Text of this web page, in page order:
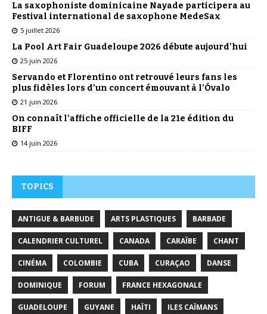
La saxophoniste dominicaine Nayade participera au
Festival international de saxophone MedeSax
5 juillet 2026
La Pool Art Fair Guadeloupe 2026 débute aujourd’hui
25 juin 2026
Servando et Florentino ont retrouvé leurs fans les
plus fidèles lors d’un concert émouvant à l’Óvalo
21 juin 2026
On connaît l’affiche officielle de la 21e édition du
BIFF
14 juin 2026
TOPICS
ANTIGUE & BARBUDE ARTS PLASTIQUES BARBADE
CALENDRIER CULTUREL CANADA CARAÏBE CHANT
CINÉMA COLOMBIE CUBA CURAÇAO DANSE
DOMINIQUE FORUM FRANCE HEXAGONALE
GUADELOUPE GUYANE HAÏTI ILES CAÏMANS